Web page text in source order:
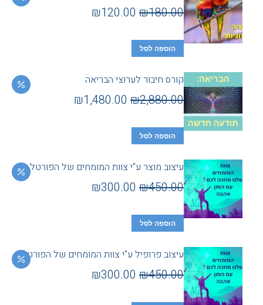
₪180.00
₪120.00
הוספה לסל
קורס חיבור לערוצי הבריאה
₪2,880.00
₪1,480.00
הוספה לסל
עיצוב מוצר ע"י צוות המומחים של הפורטל
₪450.00
₪300.00
הוספה לסל
עיצוב פרופיל ע"י צוות המומחים של הפורטל
₪450.00
₪300.00